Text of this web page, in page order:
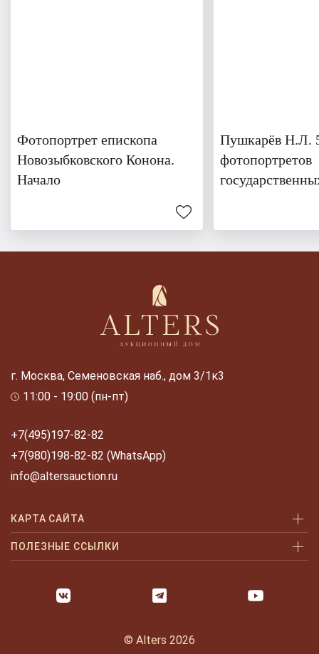
Фотопортрет епископа
Новозыбковского Конона.
Начало
Пушкарёв Н.Л.
фотопортретов
г. Москва, Семеновская наб., дом 3/1к3
11:00 - 19:00 (пн-пт)
+7(495)197-82-82
+7(980)198-82-82 (WhatsApp)
info@altersauction.ru
КАРТА САЙТА
Аукционы
Как продать
ПОЛЕЗНЫЕ ССЫЛКИ
Оплата и доставка
Часто задаваемые вопросы
© Alters 2026